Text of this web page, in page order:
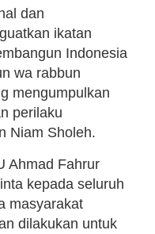
dan
ikatan
Indonesia
wa rabbun
mengumpulkan
perilaku
Niam Sholeh.
Ahmad Fahrur
kepada seluruh
masyarakat
dilakukan untuk